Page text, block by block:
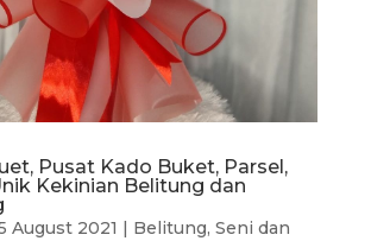
Pusat Kado Buket, Parsel,
Kekinian Belitung dan
August 2021 Belitung, Seni dan